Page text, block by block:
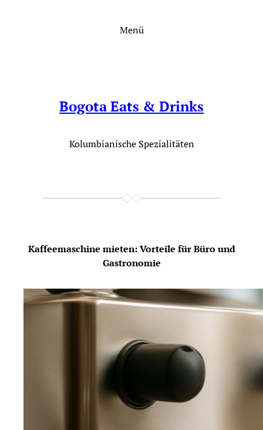
Menü
Bogota Eats & Drinks
Kolumbianische Spezialitäten
Kaffeemaschine mieten: Vorteile für Büro und
Gastronomie